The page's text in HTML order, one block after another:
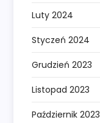
Luty 2024
Styczeń 2024
Grudzień 2023
Listopad 2023
Październik 2023